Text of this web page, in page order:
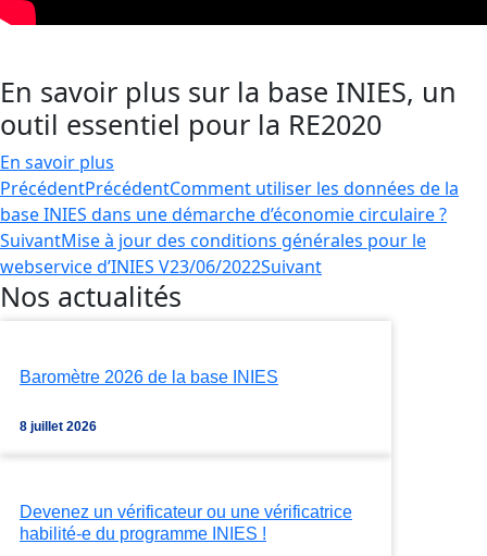
En savoir plus sur la base INIES, un
outil essentiel pour la RE2020
En savoir plus
PrécédentPrécédentComment utiliser les données de la
base INIES dans une démarche d’économie circulaire ?
SuivantMise à jour des conditions générales pour le
webservice d’INIES V23/06/2022Suivant
Nos actualités
Baromètre 2026 de la base INIES
8 juillet 2026
Devenez un vérificateur ou une vérificatrice
habilité-e du programme INIES !